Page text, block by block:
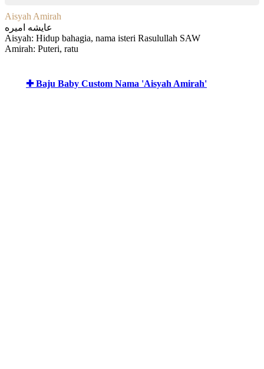
Aisyah Amirah
عايشه اميره
Aisyah: Hidup bahagia, nama isteri Rasulullah SAW
Amirah: Puteri, ratu
✚ Baju Baby Custom Nama 'Aisyah Amirah'